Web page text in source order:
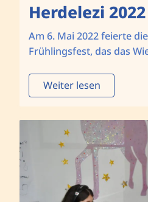
Herdelezi
Am 6. Mai 2022 feierte
Frühlingsfest, das das
Weiter lesen